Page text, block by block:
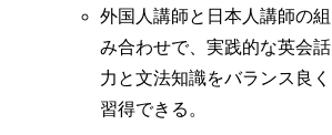
外国人講師と日本人講師の組
み合わせで、実践的な英会話
力と文法知識をバランス良く
習得できる。